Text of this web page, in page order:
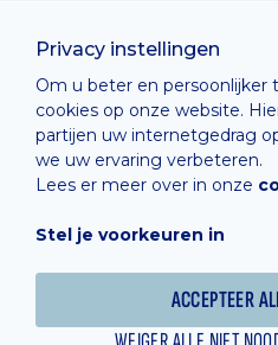
Privacy instellingen
Om u beter en persoonlijker
cookies op onze website.
partijen uw internetgedrag
we uw ervaring verbeteren.
Lees er meer over in onze
Stel je voorkeuren in
ACCEPTEER
Privacy Policy
Cashless
verkoopsvoorwaarden
Cookie Policy
Hosted by Combell